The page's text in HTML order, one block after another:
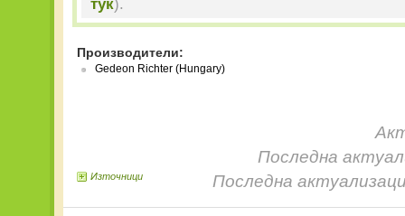
тук).
Производители:
Gedeon Richter (Hungary)
Последна
Последна
Източници